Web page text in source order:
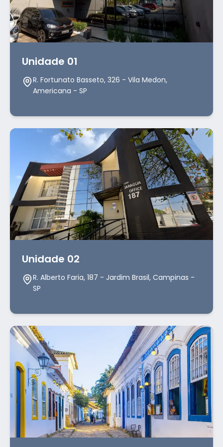
Unidade 01
R. Fortunato Basseto, 326 - Vila Medon,
Americana - SP
Unidade 02
R. Alberto Faria, 187 - Jardim Brasil, Campinas -
SP